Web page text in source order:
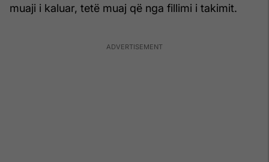
muaji i kaluar, tetë muaj që nga fillimi i takimit.